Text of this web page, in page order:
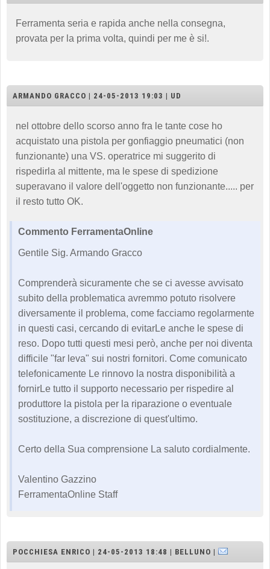
Ferramenta seria e rapida anche nella consegna,
provata per la prima volta, quindi per me è si!.
ARMANDO GRACCO | 24-05-2013 19:03 | UD
nel ottobre dello scorso anno fra le tante cose ho
acquistato una pistola per gonfiaggio pneumatici (non
funzionante) una VS. operatrice mi suggerito di
rispedirla al mittente, ma le spese di spedizione
superavano il valore dell'oggetto non funzionante..... per
il resto tutto OK.
Commento FerramentaOnline
Gentile Sig. Armando Gracco
Comprenderà sicuramente che se ci avesse avvisato
subito della problematica avremmo potuto risolvere
diversamente il problema, come facciamo regolarmente
in questi casi, cercando di evitarLe anche le spese di
reso. Dopo tutti questi mesi però, anche per noi diventa
difficile "far leva" sui nostri fornitori. Come comunicato
telefonicamente Le rinnovo la nostra disponibilità a
fornirLe tutto il supporto necessario per rispedire al
produttore la pistola per la riparazione o eventuale
sostituzione, a discrezione di quest'ultimo.
Certo della Sua comprensione La saluto cordialmente.
Valentino Gazzino
FerramentaOnline Staff
POCCHIESA ENRICO | 24-05-2013 18:48 | BELLUNO |